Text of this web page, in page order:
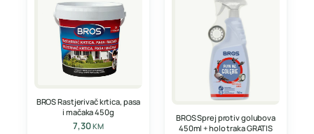
BROS Rastjerivač krtica, pasa
i mačaka 450g
7,30KM
BROS Sprej protiv golubova
450ml + holo traka GRATIS